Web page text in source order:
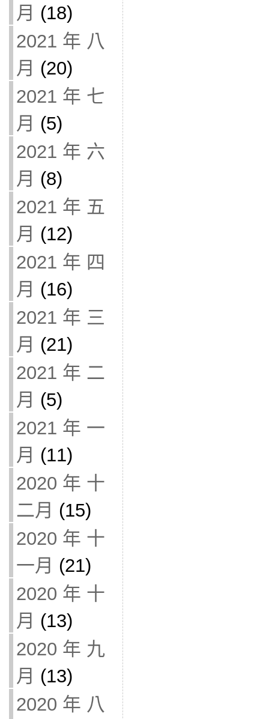
月 (18)
2021 年 八
月 (20)
2021 年 七
月 (5)
2021 年 六
月 (8)
2021 年 五
月 (12)
2021 年 四
月 (16)
2021 年 三
月 (21)
2021 年 二
月 (5)
2021 年 一
月 (11)
2020 年 十
二月 (15)
2020 年 十
一月 (21)
2020 年 十
月 (13)
2020 年 九
月 (13)
2020 年 八